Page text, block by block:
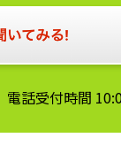
電話受付時間